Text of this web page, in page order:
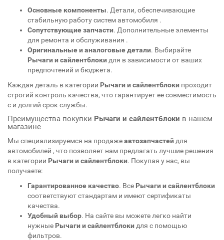
Основные компоненты. Детали, обеспечивающие
стабильную работу систем автомобиля .
Сопутствующие запчасти. Дополнительные элементы
для ремонта и обслуживания .
Оригинальные и аналоговые детали. Выбирайте
Рычаги и сайлентблоки для в зависимости от ваших
предпочтений и бюджета.
Каждая деталь в категории Рычаги и сайлентблоки проходит
строгий контроль качества, что гарантирует ее совместимость
с и долгий срок службы.
Преимущества покупки Рычаги и сайлентблоки в нашем
магазине
Мы специализируемся на продажеавтозапчастей для
автомобилей , что позволяет нам предлагать лучшие решения
в категории Рычаги и сайлентблоки. Покупая у нас, вы
получаете:
Гарантированное качество. Все Рычаги и сайлентблоки
соответствуют стандартам и имеют сертификаты
качества.
Удобный выбор. На сайте вы можете легко найти
нужные Рычаги и сайлентблоки для с помощью
фильтров.